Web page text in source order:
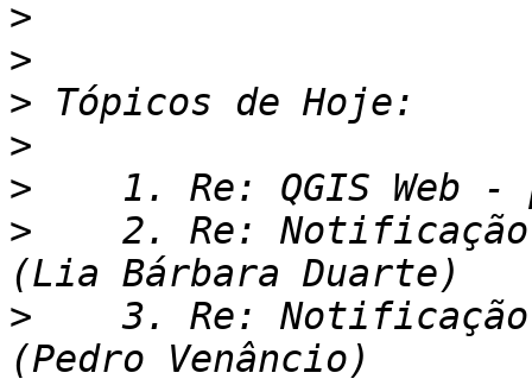
>
>
>
>
>
>
2. Re:
>
3. Re: